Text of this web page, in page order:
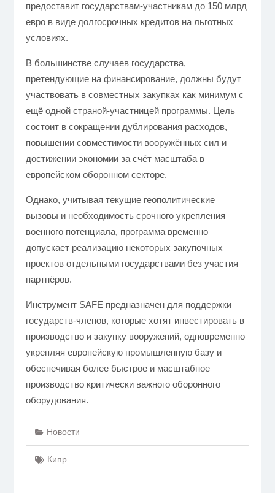
предоставит государствам-участникам до 150 млрд
евро в виде долгосрочных кредитов на льготных
условиях.
В большинстве случаев государства,
претендующие на финансирование, должны будут
участвовать в совместных закупках как минимум с
ещё одной страной-участницей программы. Цель
состоит в сокращении дублирования расходов,
повышении совместимости вооружённых сил и
достижении экономии за счёт масштаба в
европейском оборонном секторе.
Однако, учитывая текущие геополитические
вызовы и необходимость срочного укрепления
военного потенциала, программа временно
допускает реализацию некоторых закупочных
проектов отдельными государствами без участия
партнёров.
Инструмент SAFE предназначен для поддержки
государств-членов, которые хотят инвестировать в
производство и закупку вооружений, одновременно
укрепляя европейскую промышленную базу и
обеспечивая более быстрое и масштабное
производство критически важного оборонного
оборудования.
Новости
Кипр